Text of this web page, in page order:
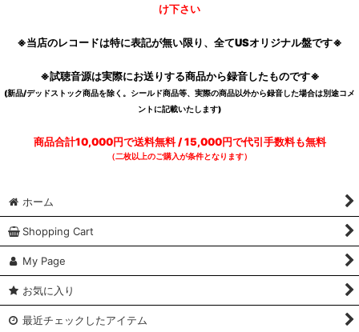
け下さい
※当店のレコードは特に表記が無い限り、全てUSオリジナル盤です※
※試聴音源は実際にお送りする商品から録音したものです※
(新品/デッドストック商品を除く。シールド商品等、実際の商品以外から録音した場合は別途コメ
ントに記載いたします)
商品合計10,000円で送料無料 / 15,000円で代引手数料も無料
（二枚以上のご購入が条件となります）
ホーム
Shopping Cart
My Page
お気に入り
最近チェックしたアイテム